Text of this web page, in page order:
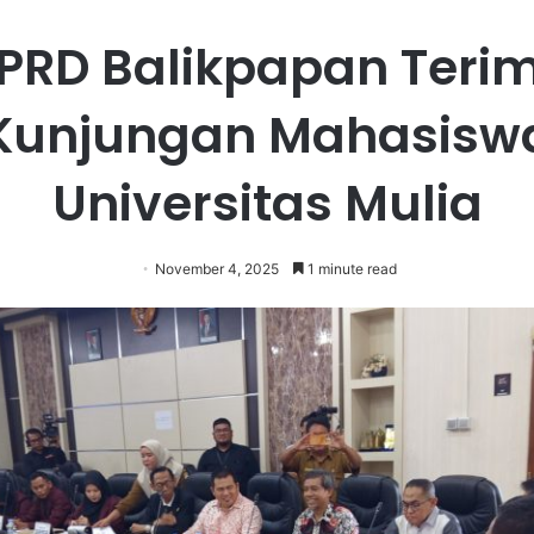
Balikpapan
Universitas Mulia
November 4, 2025 1 minute read